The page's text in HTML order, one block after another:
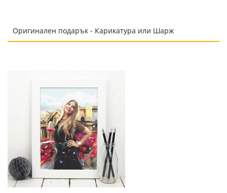
Оригинален подарък - Карикатура или Шарж